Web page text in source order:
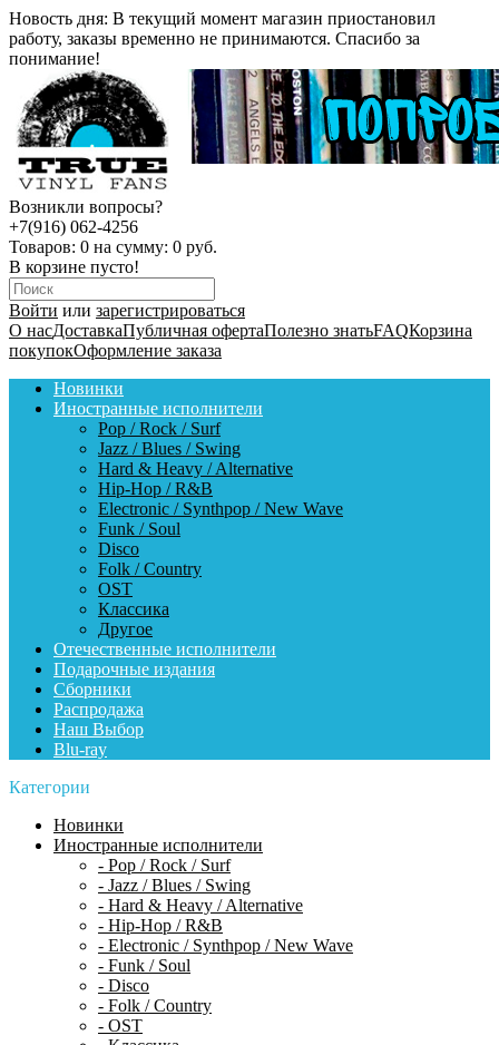
Новость дня: В текущий момент магазин приостановил
работу, заказы временно не принимаются. Спасибо за
понимание!
Возникли вопросы?
+7(916) 062-4256
Товаров: 0 на сумму: 0 руб.
В корзине пусто!
Войти или зарегистрироваться
О насДоставкаПубличная офертаПолезно знатьFAQКорзина
покупокОформление заказа
Новинки
Иностранные исполнители
Pop / Rock / Surf
Jazz / Blues / Swing
Hard & Heavy / Alternative
Hip-Hop / R&B
Electronic / Synthpop / New Wave
Funk / Soul
Disco
Folk / Country
OST
Классика
Другое
Отечественные исполнители
Подарочные издания
Сборники
Распродажа
Наш Выбор
Blu-ray
Категории
Новинки
Иностранные исполнители
- Pop / Rock / Surf
- Jazz / Blues / Swing
- Hard & Heavy / Alternative
- Hip-Hop / R&B
- Electronic / Synthpop / New Wave
- Funk / Soul
- Disco
- Folk / Country
- OST